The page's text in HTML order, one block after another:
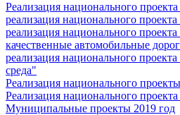
Реализация национального
реализация национального
реализация национального
качественные автомобильные
реализация национального
среда"
Реализация национального
Реализация национального
Муниципальные проекты 2019 год